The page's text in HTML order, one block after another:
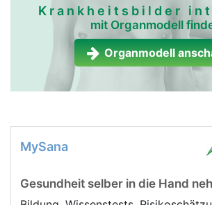
Krankheitsbilder
mit Organmodell
Organmodell
MySana
Gesundheit selber in die Hand